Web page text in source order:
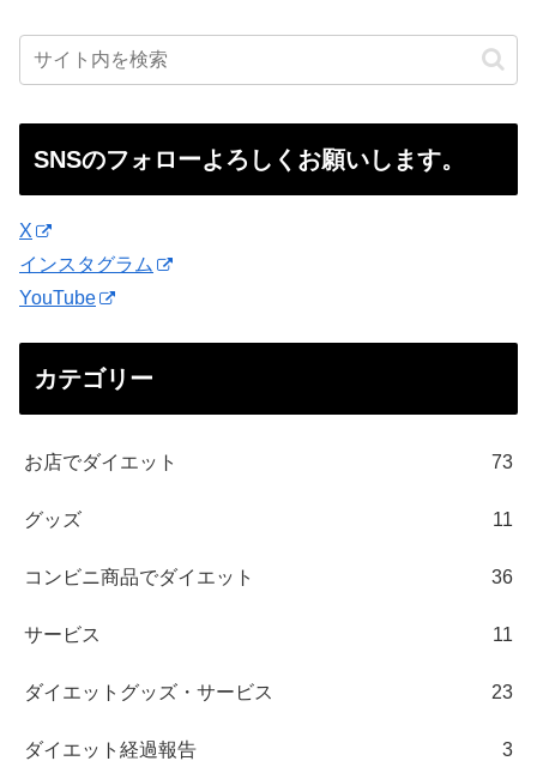
SNSのフォローよろしくお願いします。
X
インスタグラム
YouTube
カテゴリー
お店でダイエット 73
グッズ 11
コンビニ商品でダイエット 36
サービス 11
ダイエットグッズ・サービス 23
ダイエット経過報告 3